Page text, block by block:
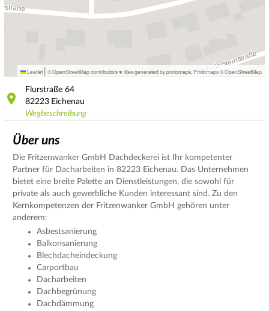
Leaflet | © OpenStreetMap contributors ♥, tiles generated by protomaps Protomaps©OpenStreetMap
Flurstraße 64
82223 Eichenau
Wegbeschreibung
Über uns
Die Fritzenwanker GmbH Dachdeckerei ist Ihr kompetenter
Partner für Dacharbeiten in 82223 Eichenau. Das Unternehmen
bietet eine breite Palette an Dienstleistungen, die sowohl für
private als auch gewerbliche Kunden interessant sind. Zu den
Kernkompetenzen der Fritzenwanker GmbH gehören unter
anderem:
Asbestsanierung
Balkonsanierung
Blechdacheindeckung
Carportbau
Dacharbeiten
Dachbegrünung
Dachdämmung